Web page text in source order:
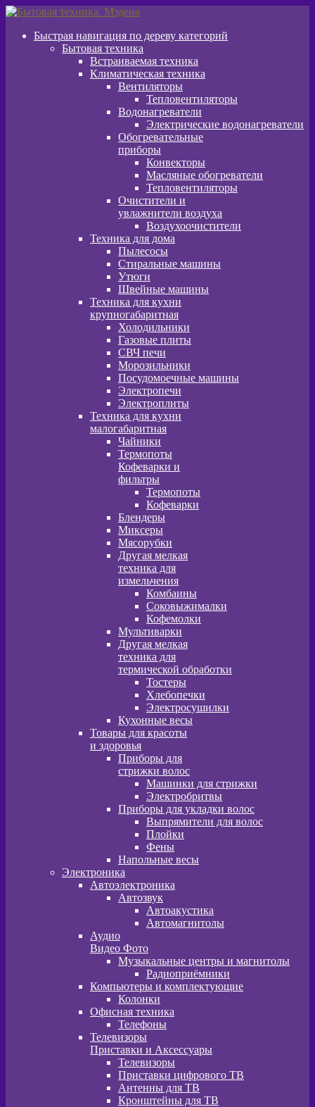
Перейти
навигации
Перейти
содержимому
Быстрая навигация по дереву категорий
Бытовая техника
Встраиваемая техника
Климатическая техника
Вентиляторы
Тепловентиляторы
Водонагреватели
Электрические водонагреватели
Обогревательные
приборы
Конвекторы
Масляные обогреватели
Тепловентиляторы
Очистители и
увлажнители воздуха
Воздухоочистители
Техника для дома
Пылeсосы
Стиральные машины
Утюги
Швейные машины
Техника для кухни
крупногабаритная
Холодильники
Газовые плиты
СВЧ печи
Морозильники
Посудомоечные машины
Электропечи
Электроплиты
Техника для кухни
малогабаритная
Чайники
Термопоты
Кофеварки и
фильтры
Термопоты
Кофеварки
Блендеры
Миксеры
Мясорубки
Другая мелкая
техника для
измельчения
Комбаины
Соковыжималки
Кофемолки
Мультиварки
Другая мелкая
техника для
термической обработки
Тостеры
Хлебопечки
Электросушилки
Кухонные весы
Товары для красоты
и здоровья
Приборы для
стрижки волос
Машинки для стрижки
Электробритвы
Приборы для укладки волос
Выпрямители для волос
Плойки
Фены
Напольные весы
Электроника
Автоэлектроника
Автозвук
Автоакустика
Автомагнитолы
Аудио
Видео Фото
Музыкальные центры и магнитолы
Радиоприёмники
Компьютеры и комплектующие
Колонки
Офисная техника
Телефоны
Телевизоры
Приставки и Аксессуары
Телевизоры
Приставки цифрового ТВ
Антенны для ТВ
Кронштейны для ТВ